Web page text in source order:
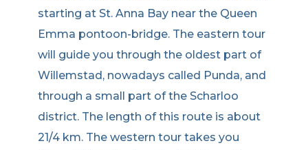
starting at St. Anna Bay near the Queen
Emma pontoon-bridge. The eastern tour
will guide you through the oldest part of
Willemstad, nowadays called Punda, and
through a small part of the Scharloo
district. The length of this route is about
21/4 km. The western tour takes you